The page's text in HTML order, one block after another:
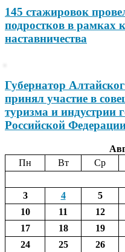
145 стажировок
подростков в рамках
наставничества
Губернатор
принял участие в
туризма и индустрии
Российской
Пн
Вт Ср
3
4 5
10
11 12
17
18 19
24
25 26